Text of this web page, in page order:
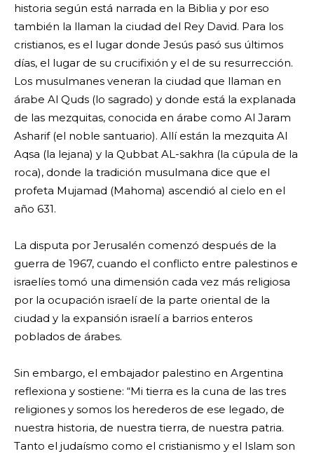
historia según está narrada en la Biblia y por eso
también la llaman la ciudad del Rey David. Para los
cristianos, es el lugar donde Jesús pasó sus últimos
días, el lugar de su crucifixión y el de su resurrección.
Los musulmanes veneran la ciudad que llaman en
árabe Al Quds (lo sagrado) y donde está la explanada
de las mezquitas, conocida en árabe como Al Jaram
Asharif (el noble santuario). Allí están la mezquita Al
Aqsa (la lejana) y la Qubbat AL-sakhra (la cúpula de la
roca), donde la tradición musulmana dice que el
profeta Mujamad (Mahoma) ascendió al cielo en el
año 631.
La disputa por Jerusalén comenzó después de la
guerra de 1967, cuando el conflicto entre palestinos e
israelíes tomó una dimensión cada vez más religiosa
por la ocupación israelí de la parte oriental de la
ciudad y la expansión israelí a barrios enteros
poblados de árabes.
Sin embargo, el embajador palestino en Argentina
reflexiona y sostiene: “Mi tierra es la cuna de las tres
religiones y somos los herederos de ese legado, de
nuestra historia, de nuestra tierra, de nuestra patria.
Tanto el judaísmo como el cristianismo y el Islam son